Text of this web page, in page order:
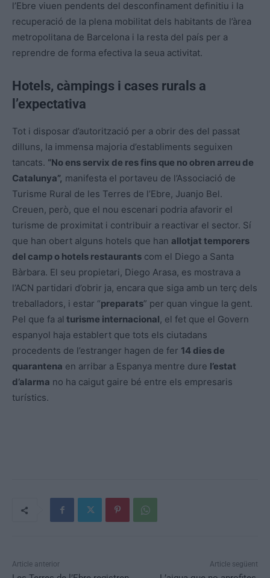
l’Ebre viuen pendents del desconfinament definitiu i la
recuperació de la plena mobilitat dels habitants de l’àrea
metropolitana de Barcelona i la resta del país per a
reprendre de forma efectiva la seua activitat.
Hotels, càmpings i cases rurals a
l’expectativa
Tot i disposar d’autorització per a obrir des del passat
dilluns, la immensa majoria d’establiments seguixen
tancats. “No ens servix de res fins que no obren arreu de
Catalunya”, manifesta el portaveu de l’Associació de
Turisme Rural de les Terres de l’Ebre, Juanjo Bel.
Creuen, però, que el nou escenari podria afavorir el
turisme de proximitat i contribuir a reactivar el sector. Sí
que han obert alguns hotels que han allotjat temporers
del camp o hotels restaurants com el Diego a Santa
Bàrbara. El seu propietari, Diego Arasa, es mostrava a
l’ACN partidari d’obrir ja, encara que siga amb un terç dels
treballadors, i estar “preparats” per quan vingue la gent.
Pel que fa al turisme internacional, el fet que el Govern
espanyol haja establert que tots els ciutadans
procedents de l’estranger hagen de fer 14 dies de
quarantena en arribar a Espanya mentre dure l’estat
d’alarma no ha caigut gaire bé entre els empresaris
turístics.
Article anterior Article següent